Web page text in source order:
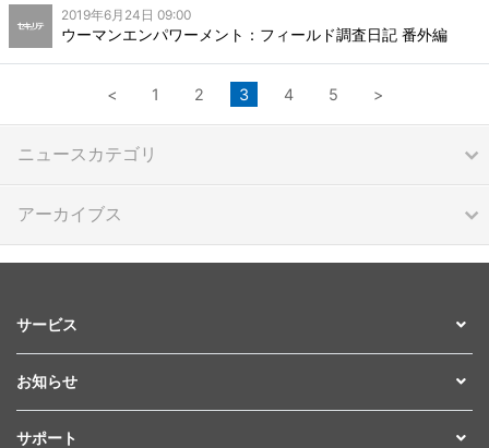
2019年6月24日 09:00
ウーマンエンパワーメント：フィールド調査日記 番外編
< 1 2 3 4 5 >
ニュースカテゴリ
アーカイブス
サービス
お知らせ
サポート